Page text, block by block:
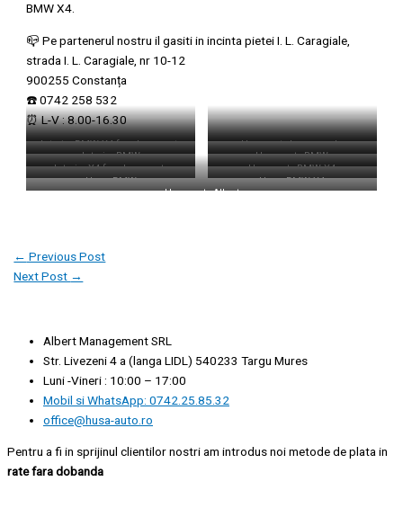
BMW X4.
📪 Pe partenerul nostru il gasiti in incinta pietei I. L. Caragiale,
strada I. L. Caragiale, nr 10-12
900255 Constanța
☎️ 0742 258 532
⏰ L-V : 8.00-16.30
Interior BMW X4 fara huse auto
Huse auto la comanda
Interior BMW
Huse auto BMW
Interior X4 fara huse auto
Huse auto BMW X4
Huse BMW
Huse BMW X4
Huse auto Albert
← Previous Post
Next Post →
Albert Management SRL
Str. Livezeni 4 a (langa LIDL) 540233 Targu Mures
Luni -Vineri : 10:00 – 17:00
Mobil si WhatsApp: 0742.25.85.32
office@husa-auto.ro
Pentru a fi in sprijinul clientilor nostri am introdus noi metode de plata in
rate fara dobanda